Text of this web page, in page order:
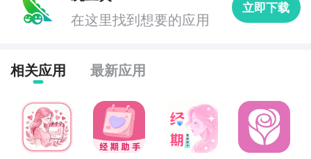
在这里找到想要的应用
立即下载
相关应用 最新应用